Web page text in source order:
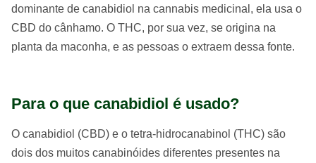
dominante de canabidiol na cannabis medicinal, ela usa o
CBD do cânhamo. O THC, por sua vez, se origina na
planta da maconha, e as pessoas o extraem dessa fonte.
Para o que canabidiol é usado?
O canabidiol (CBD) e o tetra-hidrocanabinol (THC) são
dois dos muitos canabinóides diferentes presentes na